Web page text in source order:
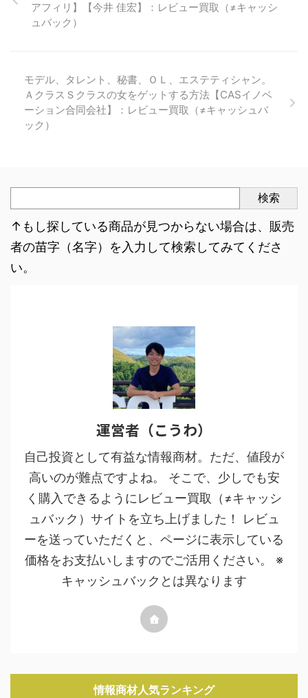
アフィリ】【今井 佳宏】：レビュー買取（≠キャッシ
ュバック）
モデル、タレント、秘書、ＯＬ、エステティシャン。
ＡクラスＳクラスの女をゲットする方法【CASイノベ
ーション合同会社】：レビュー買取（≠キャッシュバ
ック）
検索
↑もし探している商品が見つからない場合は、販売
者の苗字（名字）を入力して検索してみてくださ
い。
運営者（こうわ）
自己投資として有益な情報商材。ただ、値段が
高いのが難点ですよね。 そこで、少しでも安
く購入できるようにレビュー買取（≠キャッシ
ュバック）サイトを立ち上げました！ レビュ
ーを送っていただくと、ページに表示している
価格をお支払いしますのでご活用ください。 ※
キャッシュバックとは異なります
情報商材人気ランキング